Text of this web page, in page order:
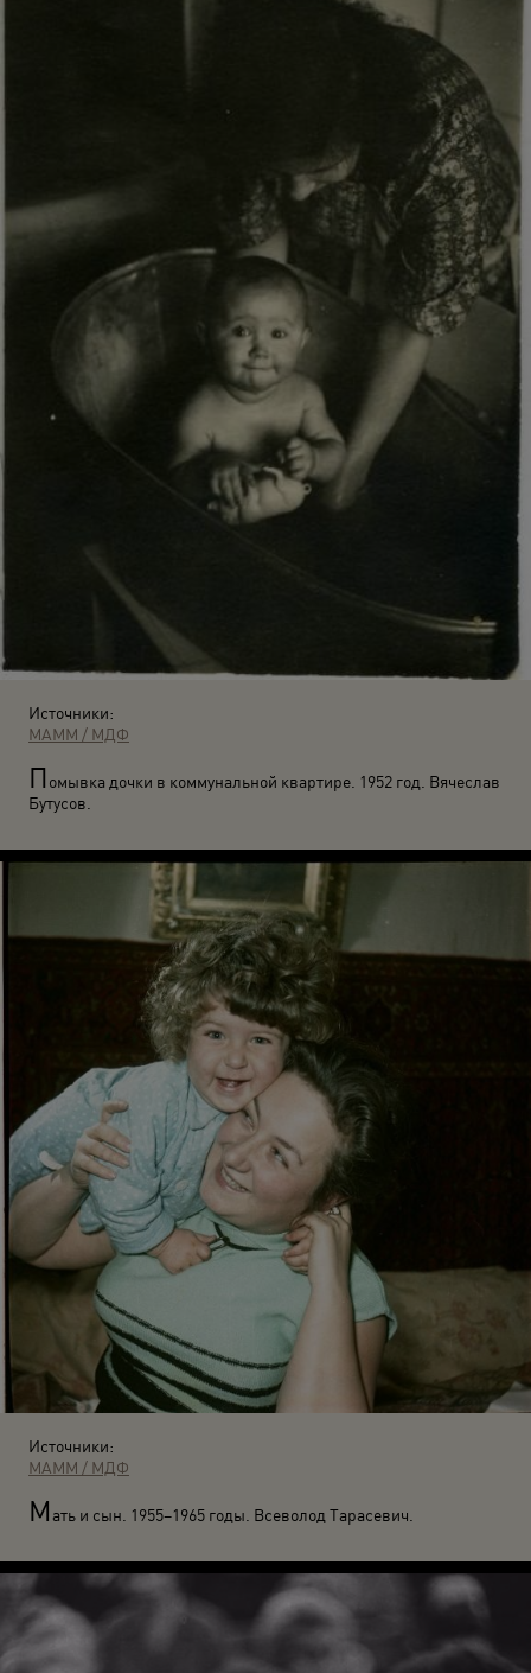
Источники:
МАММ / МДФ
Помывка дочки в коммунальной квартире. 1952 год. Вячеслав
Бутусов.
Источники:
МАММ / МДФ
М ать и сын. 1955–1965 годы. Всеволод Тарасевич.